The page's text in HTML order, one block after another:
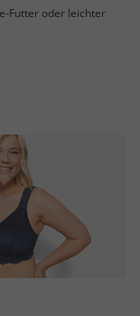
Futter oder leichter